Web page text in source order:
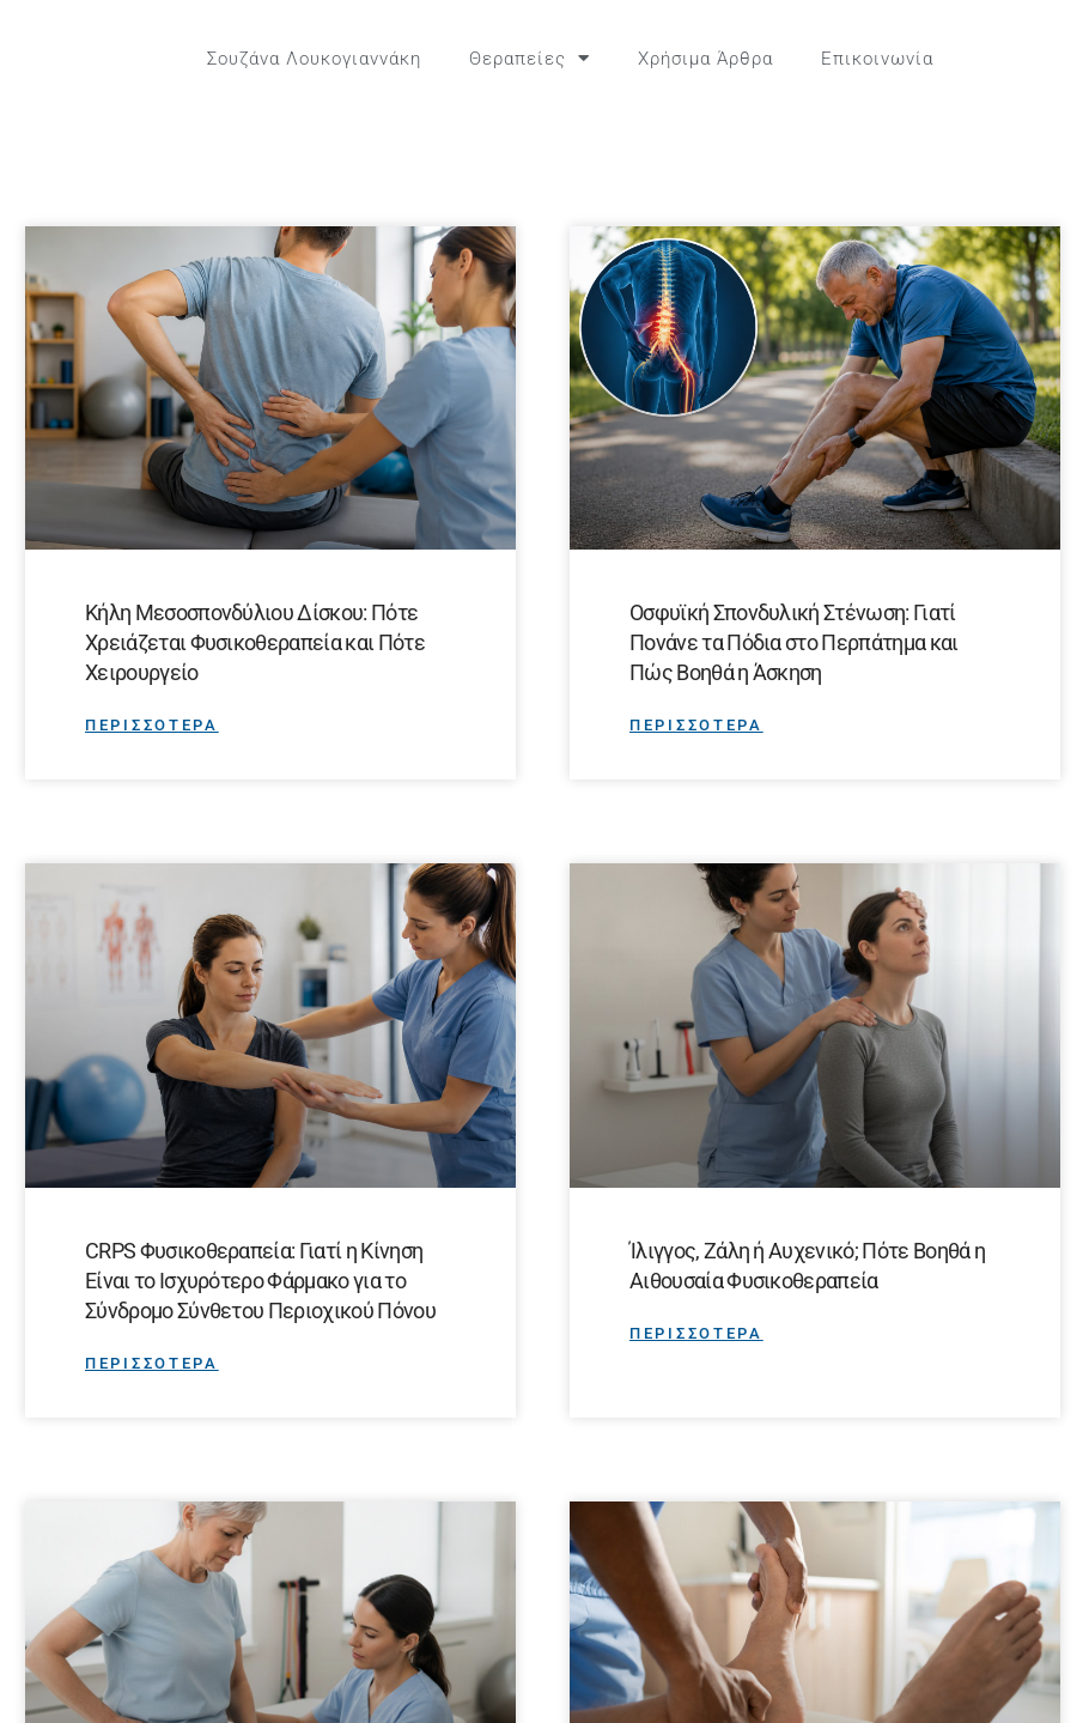
Σουζάνα Λουκογιαννάκη Θεραπείες Χρήσιμα Άρθρα Επικοινωνία
Κήλη Μεσοσπονδύλιου Δίσκου: Πότε
Χρειάζεται Φυσικοθεραπεία και Πότε
Χειρουργείο
ΠΕΡΙΣΣΟΤΕΡΑ
Οσφυϊκή Σπονδυλική Στένωση: Γιατί
Πονάνε τα Πόδια στο Περπάτημα και
Πώς Βοηθά η Άσκηση
ΠΕΡΙΣΣΟΤΕΡΑ
CRPS Φυσικοθεραπεία: Γιατί η Κίνηση
Είναι το Ισχυρότερο Φάρμακο για το
Σύνδρομο Σύνθετου Περιοχικού Πόνου
ΠΕΡΙΣΣΟΤΕΡΑ
Ίλιγγος, Ζάλη ή Αυχενικό; Πότε Βοηθά η
Αιθουσαία Φυσικοθεραπεία
ΠΕΡΙΣΣΟΤΕΡΑ